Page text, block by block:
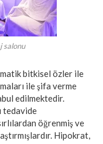
salonu
bitkisel özler ile
ile şifa verme
edilmektedir.
tedavide
öğrenmiş ve
Hipokrat,